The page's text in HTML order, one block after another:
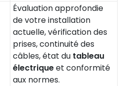
Évaluation approfondie
de votre installation
actuelle, vérification des
prises, continuité des
câbles, état du tableau
électriqueet conformité
aux normes.